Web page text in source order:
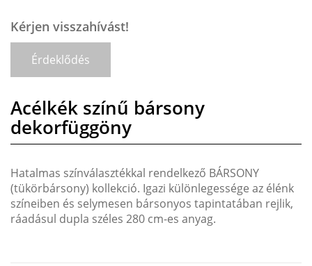
Kérjen visszahívást!
Érdeklődés
Acélkék színű bársony
dekorfüggöny
Hatalmas színválasztékkal rendelkező BÁRSONY
(tükörbársony) kollekció. Igazi különlegessége az élénk
színeiben és selymesen bársonyos tapintatában rejlik,
ráadásul dupla széles 280 cm-es anyag.